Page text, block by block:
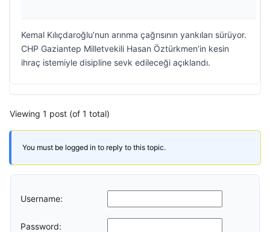
Kemal Kılıçdaroğlu’nun arınma çağrısının yankıları sürüyor.
CHP Gaziantep Milletvekili Hasan Öztürkmen’in kesin
ihraç istemiyle disipline sevk edileceği açıklandı.
Viewing 1 post (of 1 total)
You must be logged in to reply to this topic.
Username:
Password: